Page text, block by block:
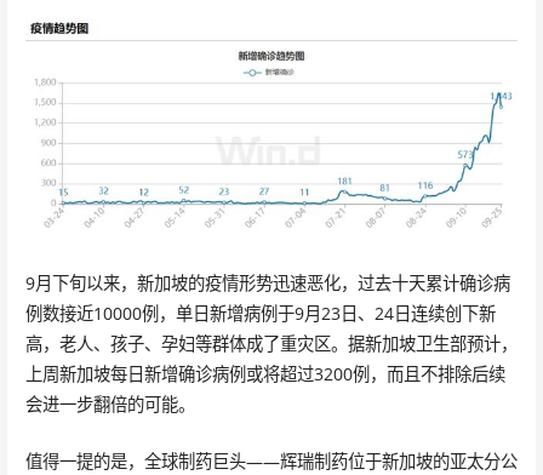
9月下旬以来，新加坡的疫情形势迅速恶化，过去十天累计确诊病
例数接近10000例，单日新增病例于9月23日、24日连续创下新
高，老人、孩子、孕妇等群体成了重灾区。据新加坡卫生部预计，
上周新加坡每日新增确诊病例或将超过3200例，而且不排除后续
会进一步翻倍的可能。
值得一提的是，全球制药巨头——辉瑞制药位于新加坡的亚太分公